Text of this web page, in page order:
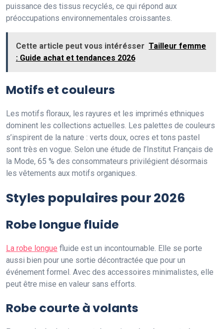
puissance des tissus recyclés, ce qui répond aux
préoccupations environnementales croissantes.
Cette article peut vous intérésser Tailleur femme
: Guide achat et tendances 2026
Motifs et couleurs
Les motifs floraux, les rayures et les imprimés ethniques
dominent les collections actuelles. Les palettes de couleurs
s’inspirent de la nature : verts doux, ocres et tons pastel
sont très en vogue. Selon une étude de l’Institut Français de
la Mode, 65 % des consommateurs privilégient désormais
les vêtements aux motifs organiques.
Styles populaires pour 2026
Robe longue fluide
La robe longue fluide est un incontournable. Elle se porte
aussi bien pour une sortie décontractée que pour un
événement formel. Avec des accessoires minimalistes, elle
peut être mise en valeur sans efforts.
Robe courte à volants